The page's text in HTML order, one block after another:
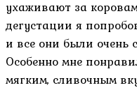
ухаживают за
дегустации я
и все они были
Особенно мне
мягким, сливочным